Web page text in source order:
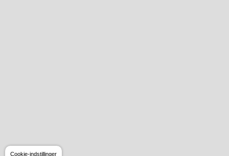
Cookie-indstillinger